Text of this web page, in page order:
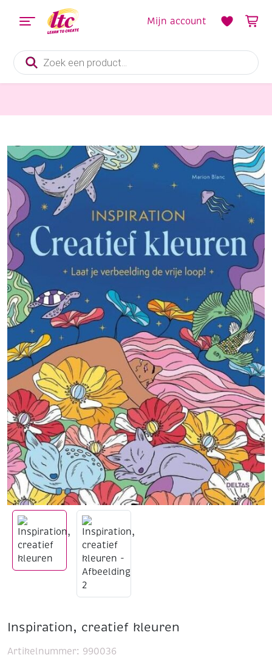
Producten
zoeken
Mijn account
Inspiration, creatief kleuren
Artikelnummer: 990036